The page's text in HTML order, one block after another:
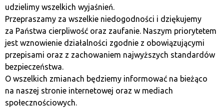
Podsumowanie
Trezorto jeden z najlepszych portfeli sprzętowych na
rynku, któryumożliwiaprzechowywanie kryptowalut w
bezpieczny sposób. Dzięki przechowywaniu kluczy
prywatnych offline, urządzenie zapewnia najwyższy
poziom bezpieczeństwa, co czyni go idealnym
rozwiązaniem dla osób, które chcą chronić swoje środki
udzielimy wszelkich wyjaśnień.
Przepraszamy za wszelkie niedogodności i dziękujemy
za Państwa cierpliwość oraz zaufanie. Naszym priorytetem
jest wznowienie działalności zgodnie z obowiązującymi
przepisami oraz z zachowaniem najwyższych standardów
bezpieczeństwa.
O wszelkich zmianach będziemy informować na bieżąco
na naszej stronie internetowej oraz w mediach
społecznościowych.